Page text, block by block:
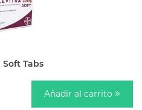
Tabs
Añadir al carrito